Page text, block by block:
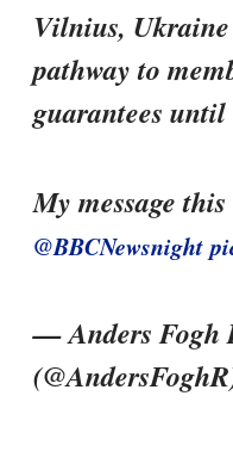
Vilnius,
pathway to
guarantees until
My message
@BBCNewsnight
— Anders Fogh